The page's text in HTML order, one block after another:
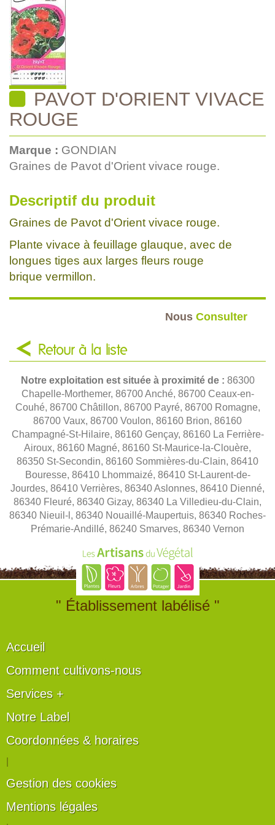
PAVOT D'ORIENT VIVACE
ROUGE
Marque : GONDIAN
Graines de Pavot d'Orient vivace rouge.
Descriptif du produit
Graines de Pavot d'Orient vivace rouge.
Plante vivace à feuillage glauque, avec de
longues tiges aux larges fleurs rouge
brique vermillon.
Nous Consulter
Retour à la liste
Notre exploitation est située à proximité de : 86300
Chapelle-Morthemer, 86700 Anché, 86700 Ceaux-en-
Couhé, 86700 Châtillon, 86700 Payré, 86700 Romagne,
86700 Vaux, 86700 Voulon, 86160 Brion, 86160
Champagné-St-Hilaire, 86160 Gençay, 86160 La Ferrière-
Airoux, 86160 Magné, 86160 St-Maurice-la-Clouère,
86350 St-Secondin, 86160 Sommières-du-Clain, 86410
Bouresse, 86410 Lhommaizé, 86410 St-Laurent-de-
Jourdes, 86410 Verrières, 86340 Aslonnes, 86410 Dienné,
86340 Fleuré, 86340 Gizay, 86340 La Villedieu-du-Clain,
86340 Nieuil-l, 86340 Nouaillé-Maupertuis, 86340 Roches-
Prémarie-Andillé, 86240 Smarves, 86340 Vernon
" Établissement labélisé "
Accueil
Comment cultivons-nous
Services +
Notre Label
Coordonnées & horaires
Gestion des cookies
Mentions légales